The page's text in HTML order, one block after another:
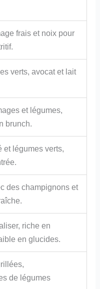
frais et noix pour
verts, avocat et lait
et légumes,
brunch.
et légumes verts,
des champignons et
riche en
en glucides.
de légumes